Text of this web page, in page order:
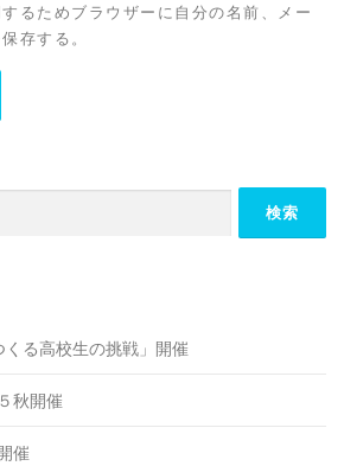
るためブラウザーに自分の名前、メー
存する。
る高校生の挑戦」開催
秋開催
催